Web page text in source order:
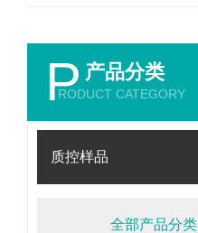
P 产品分类
RODUCT CATEGORY
质控样品
全部产品分类